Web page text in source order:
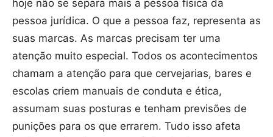
hoje não se separa mais a pessoa física da
pessoa jurídica. O que a pessoa faz, representa as
suas marcas. As marcas precisam ter uma
atenção muito especial. Todos os acontecimentos
chamam a atenção para que cervejarias, bares e
escolas criem manuais de conduta e ética,
assumam suas posturas e tenham previsões de
punições para os que errarem. Tudo isso afeta